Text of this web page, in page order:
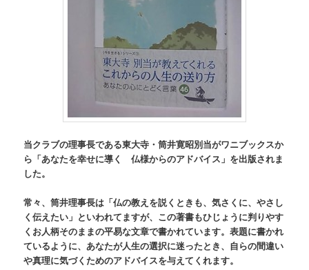
当クラブの理事長である東大寺・筒井寛昭別当がワニブックスか
ら「あなたを幸せに導く 仏様からのアドバイス」を出版されま
した。
常々、筒井理事長は「仏の教えを説くときも、気さくに、やさし
く伝えたい」といわれてますが、この著書もひじょうに判りやす
くお人柄そのままの平易な文章で書かれています。表題に書かれ
ているように、あなたが人生の選択に迷ったとき、自らの間違い
や真理に気づくためのアドバイスを与えてくれます。